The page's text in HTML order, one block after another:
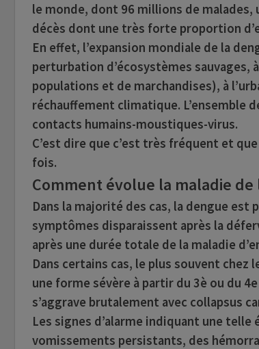
le monde, dont 96 millions de
décès dont une très forte proportion
En effet, l’expansion mondiale de la
perturbation d’écosystèmes sauvages,
populations et de marchandises), à
réchauffement climatique. L’ensemble
contacts humains-moustiques-virus.
C’est dire que c’est très fréquent et
fois.
Comment évolue la maladie de
Dans la majorité des cas, la dengue
symptômes disparaissent après la
après une durée totale de la maladie
Dans certains cas, le plus souvent chez
une forme sévère à partir du 3è ou du
s’aggrave brutalement avec collapsus
Les signes d’alarme indiquant une
vomissements persistants, des